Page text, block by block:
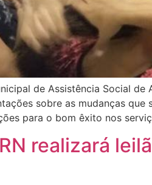
de Assistência Social
sobre as mudanças
para o bom êxito nos
realizará